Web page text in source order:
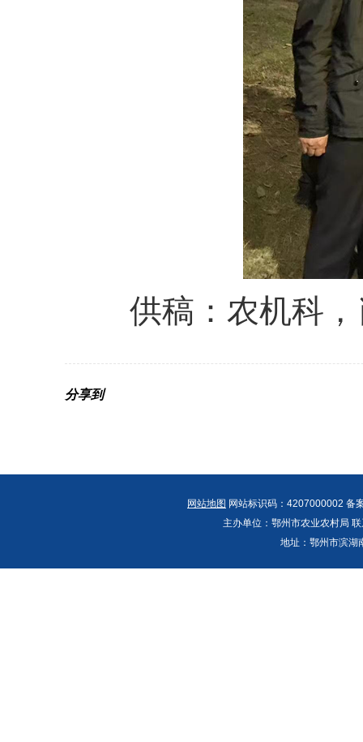
供稿：农机科，
分享到
网站地图 网站标识码：4207000002
主办单位：鄂州市农业农村局
地址：鄂州市滨湖